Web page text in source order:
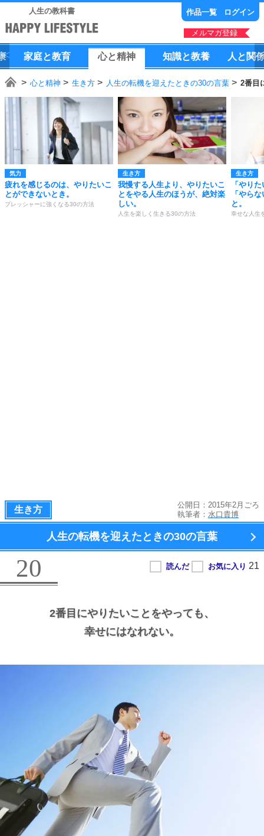
人生の教科書 作品一覧 ログイン
メルマガ登録
家庭と教育 心と精神 知識と教養 人 と 関
心と精神 生き方 人生の転機を迎えたときの30の言葉 2番目
気力
疲れを感じるのは、やりたいこ
とができないとき。
プレッシャーに強くなる30の方法
生き方
我慢する人生より、やりたいこ
とをやる人生のほうが、絶対楽
しい。
人生を楽しく生きる30の方法
生き方
「やり
「やら
と。
幸せな人生
生き方
公開日：2015年2月ごろ
執筆者： 水口貴博
人生の転機を迎えたときの30の言葉
20
2番目にやりたいことをやっても、
幸せにはなれない。